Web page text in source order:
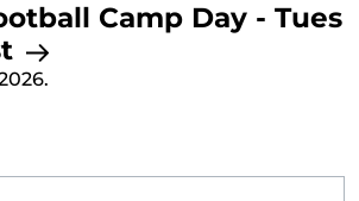
Camp Day - Tues